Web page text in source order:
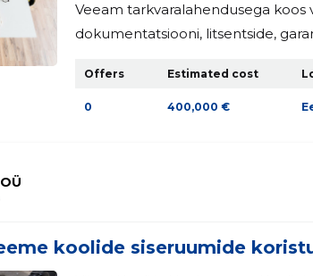
Veeam tarkvaralahendusega koos
dokumentatsiooni, litsentside,
Offers
0
Estimated cost
400,000 €
koolide siseruumide